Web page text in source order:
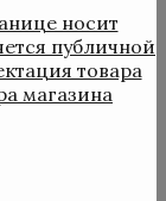
носит
публичной
товара
магазина